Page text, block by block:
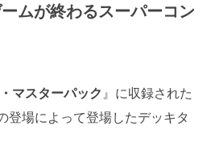
ムが終わるスーパーコン
マスターパック 』に収録された
登場によって登場したデッキタ